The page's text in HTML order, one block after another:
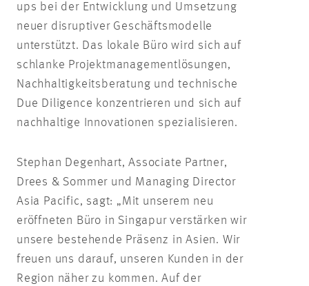
ups bei der Entwicklung und Umsetzung
neuer disruptiver Geschäftsmodelle
unterstützt. Das lokale Büro wird sich auf
schlanke Projektmanagementlösungen,
Nachhaltigkeitsberatung und technische
Due Diligence konzentrieren und sich auf
nachhaltige Innovationen spezialisieren.
Stephan Degenhart, Associate Partner,
Drees & Sommer und Managing Director
Asia Pacific, sagt: „Mit unserem neu
eröffneten Büro in Singapur verstärken wir
unsere bestehende Präsenz in Asien. Wir
freuen uns darauf, unseren Kunden in der
Region näher zu kommen. Auf der